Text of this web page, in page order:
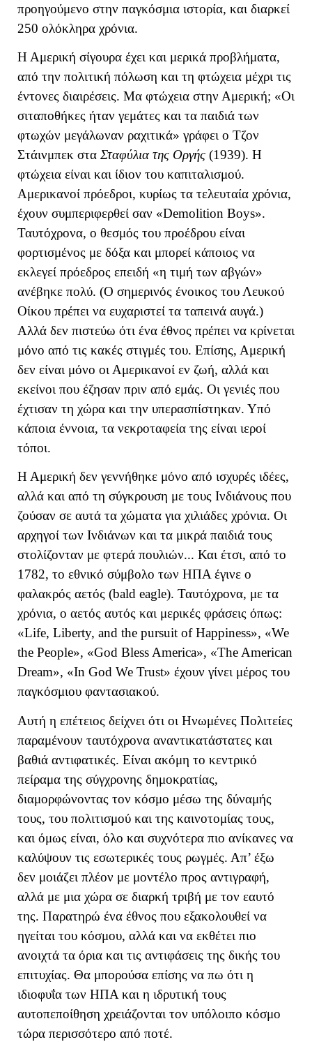
προηγούμενο στην παγκόσμια ιστορία, και διαρκεί
250 ολόκληρα χρόνια.
Η Αμερική σίγουρα έχει και μερικά προβλήματα,
από την πολιτική πόλωση και τη φτώχεια μέχρι τις
έντονες διαιρέσεις. Μα φτώχεια στην Αμερική; «Οι
σιταποθήκες ήταν γεμάτες και τα παιδιά των
φτωχών μεγάλωναν ραχιτικά» γράφει ο Τζον
Στάινμπεκ στα Σταφύλια της Οργής (1939). Η
φτώχεια είναι και ίδιον του καπιταλισμού.
Αμερικανοί πρόεδροι, κυρίως τα τελευταία χρόνια,
έχουν συμπεριφερθεί σαν «Demolition Boys».
Ταυτόχρονα, ο θεσμός του προέδρου είναι
φορτισμένος με δόξα και μπορεί κάποιος να
εκλεγεί πρόεδρος επειδή «η τιμή των αβγών»
ανέβηκε πολύ. (Ο σημερινός ένοικος του Λευκού
Οίκου πρέπει να ευχαριστεί τα ταπεινά αυγά.)
Αλλά δεν πιστεύω ότι ένα έθνος πρέπει να κρίνεται
μόνο από τις κακές στιγμές του. Επίσης, Αμερική
δεν είναι μόνο οι Αμερικανοί εν ζωή, αλλά και
εκείνοι που έζησαν πριν από εμάς. Οι γενιές που
έχτισαν τη χώρα και την υπερασπίστηκαν. Υπό
κάποια έννοια, τα νεκροταφεία της είναι ιεροί
τόποι.
Η Αμερική δεν γεννήθηκε μόνο από ισχυρές ιδέες,
αλλά και από τη σύγκρουση με τους Ινδιάνους που
ζούσαν σε αυτά τα χώματα για χιλιάδες χρόνια. Οι
αρχηγοί των Ινδιάνων και τα μικρά παιδιά τους
στολίζονταν με φτερά πουλιών... Και έτσι, από το
1782, το εθνικό σύμβολο των ΗΠΑ έγινε ο
φαλακρός αετός (bald eagle). Ταυτόχρονα, με τα
χρόνια, ο αετός αυτός και μερικές φράσεις όπως:
«Life, Liberty, and the pursuit of Happiness», «We
the People», «God Bless America», «The American
Dream», «In God We Trust» έχουν γίνει μέρος του
παγκόσμιου φαντασιακού.
Αυτή η επέτειος δείχνει ότι οι Ηνωμένες Πολιτείες
παραμένουν ταυτόχρονα αναντικατάστατες και
βαθιά αντιφατικές. Είναι ακόμη το κεντρικό
πείραμα της σύγχρονης δημοκρατίας,
διαμορφώνοντας τον κόσμο μέσω της δύναμής
τους, του πολιτισμού και της καινοτομίας τους,
και όμως είναι, όλο και συχνότερα πιο ανίκανες να
καλύψουν τις εσωτερικές τους ρωγμές. Απ’ έξω
δεν μοιάζει πλέον με μοντέλο προς αντιγραφή,
αλλά με μια χώρα σε διαρκή τριβή με τον εαυτό
της. Παρατηρώ ένα έθνος που εξακολουθεί να
ηγείται του κόσμου, αλλά και να εκθέτει πιο
ανοιχτά τα όρια και τις αντιφάσεις της δικής του
επιτυχίας. Θα μπορούσα επίσης να πω ότι η
ιδιοφυΐα των ΗΠΑ και η ιδρυτική τους
αυτοπεποίθηση χρειάζονται τον υπόλοιπο κόσμο
τώρα περισσότερο από ποτέ.